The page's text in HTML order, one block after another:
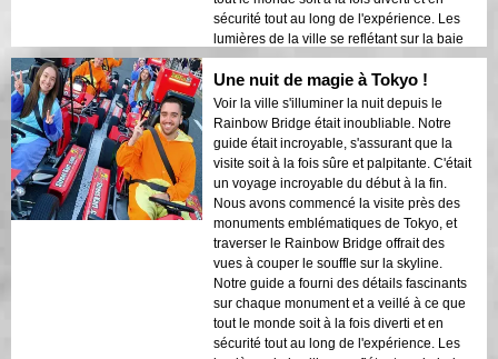
sécurité tout au long de l'expérience. Les
lumières de la ville se reflétant sur la baie
créaient une atmosphère onirique qui a
laissé une impression durable. Cette visite
est idéale pour les visiteurs de première
fois qui souhaitent un mélange d'aventure
et de tourisme. Le contraste entre les
structures modernes de Tokyo et les zones
historiques était magnifiquement mis en
valeur par les lumières nocturnes. Je
recommanderais vivement cette visite à
quiconque !
Une nuit de magie à Tokyo !
Voir la ville s'illuminer la nuit depuis le
Rainbow Bridge était inoubliable. Notre
guide était incroyable, s'assurant que la
visite soit à la fois sûre et palpitante. C'était
un voyage incroyable du début à la fin.
Nous avons commencé la visite près des
monuments emblématiques de Tokyo, et
traverser le Rainbow Bridge offrait des
vues à couper le souffle sur la skyline.
Notre guide a fourni des détails fascinants
sur chaque monument et a veillé à ce que
tout le monde soit à la fois diverti et en
sécurité tout au long de l'expérience. Les